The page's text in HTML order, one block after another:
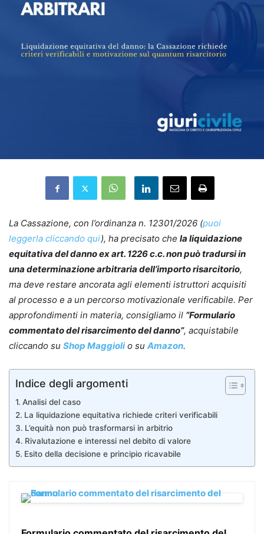
La Cassazione, con l’ordinanza n. 12301/2026 (puoi
leggerla cliccando qui), ha precisato che la liquidazione
equitativa del danno ex art. 1226 c.c. non può tradursi in
una determinazione arbitraria dell’importo risarcitorio,
ma deve restare ancorata agli elementi istruttori acquisiti
al processo e a un percorso motivazionale verificabile. Per
approfondimenti in materia, consigliamo il “Formulario
commentato del risarcimento del danno”, acquistabile
cliccando su Shop Maggiolio su Amazon.
Indice degli argomenti
Analisi del caso
La liquidazione equitativa richiede criteri verificabili
L’equità non può trasformarsi in arbitrio
Rivalutazione e interessi nel debito di valore
Esito della decisione e principio ricavabile